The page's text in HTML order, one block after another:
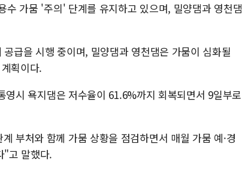
수 가뭄 '주의' 단계를 유지하고 있으며, 밀양댐과 영천댐
급을 시행 중이며, 밀양댐과 영천댐은 가뭄이 심화될
획이다.
시 욕지댐은 저수율이 61.6%까지 회복되면서 9일부로
부처와 함께 가뭄 상황을 점검하면서 매월 가뭄 예·경
"고 말했다.